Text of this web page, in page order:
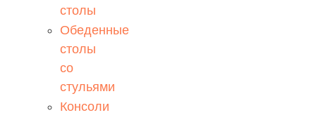
столы
Обеденные
столы
со
стульями
Консоли